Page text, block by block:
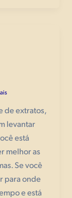
de extratos,
levantar
está
melhor as
Se você
para onde
e está